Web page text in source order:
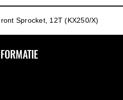
Sprocket, 12T (KX250/X)